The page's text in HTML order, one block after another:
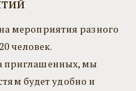
мероприятия разного
человек.
приглашенных, мы
будет удобно и